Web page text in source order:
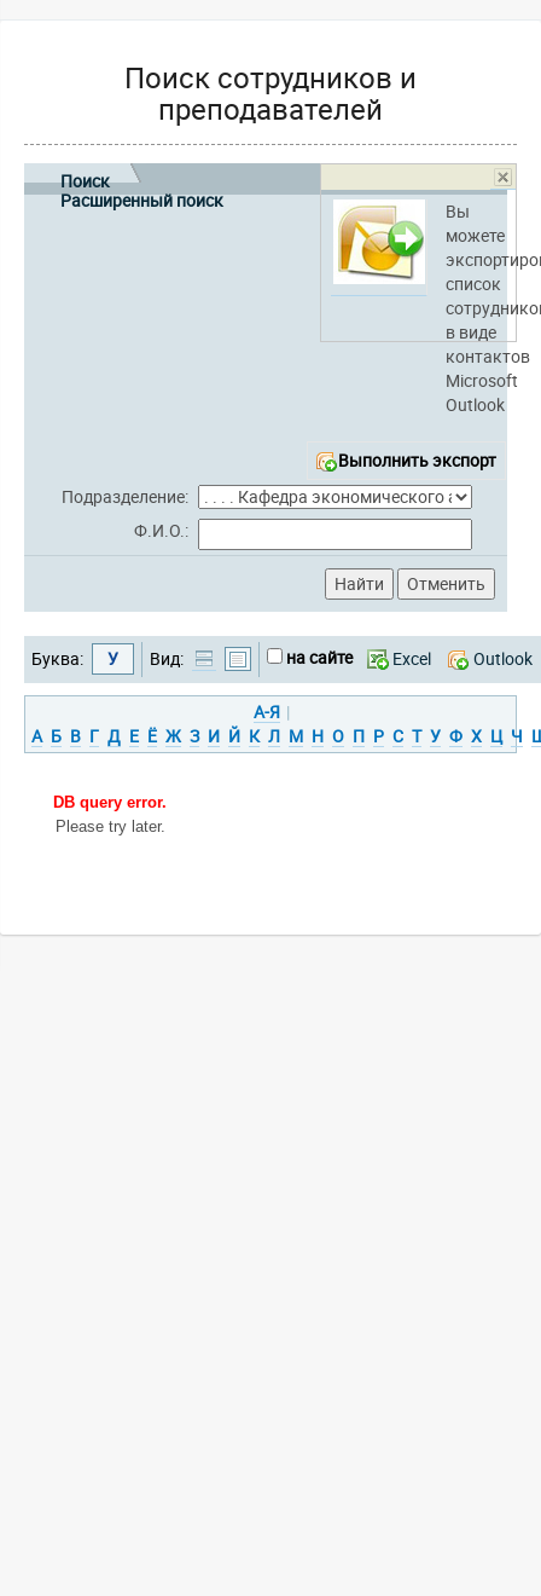
Поиск сотрудников и
преподавателей
Вы
можете
список
в виде
контактов
Microsoft
Outlook
Выполнить экспорт
Поиск
Расширенный поиск
Подразделение:
Ф.И.О.:
Буква: У Вид: на сайте Excel Outlook
А-Я |
А Б В Г Д Е Ё Ж З И Й К Л М Н О П Р С Т У Ф Х Ц Ч
DB query error.
Please try later.